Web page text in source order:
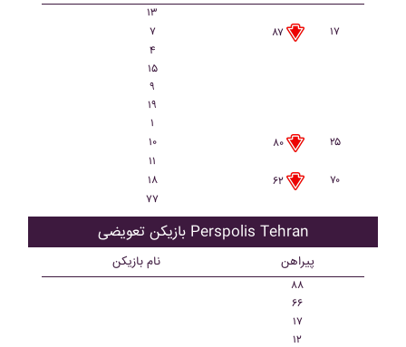
۱۳
۷
۸۷
۱۷
۴
۱۵
۹
۱۹
۱
۱۰
۸۰
۲۵
۱۱
۱۸
۶۲
۷۰
۷۷
بازیکن تعویضی Perspolis Tehran
نام بازیکن پیراهن
۸۸
۶۶
۱۷
۱۲